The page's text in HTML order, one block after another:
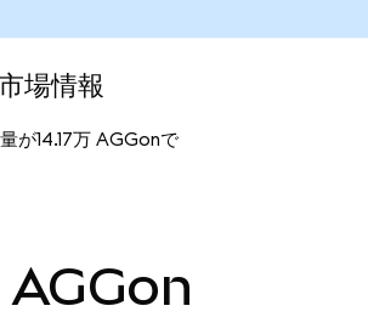
情報
が14.17万 AGGonで
AGGon